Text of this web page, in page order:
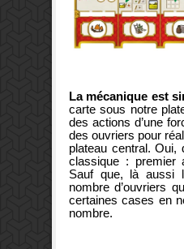
La mécanique est
carte sous notre
des actions d’une
des ouvriers pour
plateau central. Oui,
classique : premier
Sauf que, là aussi
nombre d’ouvriers
certaines cases en
nombre.